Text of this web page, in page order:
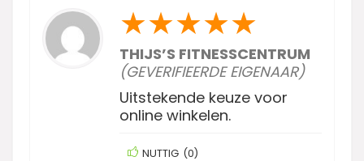
★★★★★
THIJS’S FITNESSCENTRUM
(GEVERIFIEERDE EIGENAAR)
Uitstekende keuze voor
online winkelen.
NUTTIG (0)